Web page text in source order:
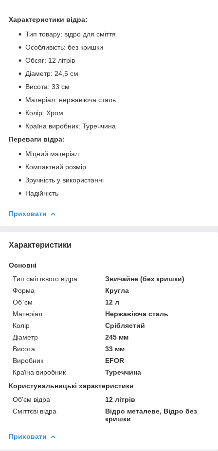
Характеристики відра:
​Тип товару: відро для сміття
Особливість: без кришки
Обсяг: 12 літрів
Діаметр: 24,5 см
Висота: 33 см
Матеріал: нержавіюча сталь
Колір: Хром
Країна виробник: Туреччина
Переваги відра:
Міцний матеріал
Компактний розмір
Зручність у використанні
Надійність
Приховати
Характеристики
Основні
Тип сміттєвого відра
Звичайне (без кришки)
Форма
Кругла
Об`єм
12 л
Матеріал
Нержавіюча сталь
Колір
Сріблястий
Діаметр
245 мм
Висота
33 мм
Виробник
EFOR
Країна виробник
Туреччина
Користувальницькі характеристики
Об'єм відра
12 літрів
Сміттєві відра
Відро металеве, Відро без
кришки
Приховати